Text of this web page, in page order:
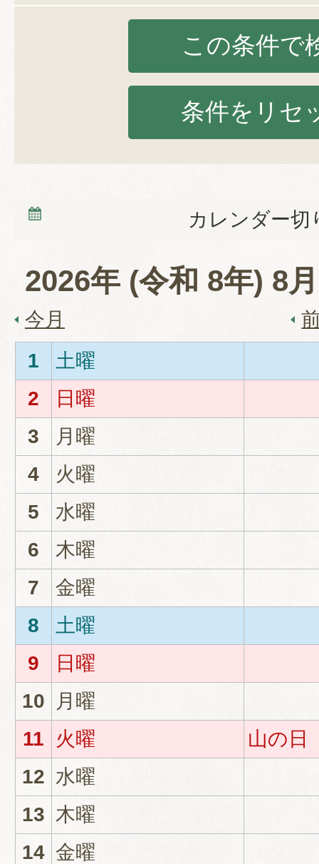
カレンダー切
2026年 (令和 8年) 8
今月
1
土曜
2
日曜
3
月曜
4
火曜
5
水曜
6
木曜
7
金曜
8
土曜
9
日曜
10
月曜
11
火曜
山の日
12 水曜
13 木曜
14 金曜